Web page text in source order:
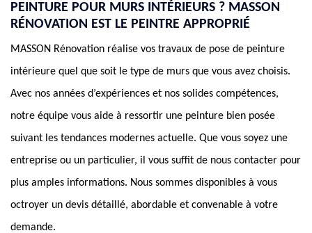
PEINTURE POUR MURS INTÉRIEURS ? MASSON
RÉNOVATION EST LE PEINTRE APPROPRIÉ
MASSON Rénovation réalise vos travaux de pose de peinture
intérieure quel que soit le type de murs que vous avez choisis.
Avec nos années d’expériences et nos solides compétences,
notre équipe vous aide à ressortir une peinture bien posée
suivant les tendances modernes actuelle. Que vous soyez une
entreprise ou un particulier, il vous suffit de nous contacter pour
plus amples informations. Nous sommes disponibles à vous
octroyer un devis détaillé, abordable et convenable à votre
demande.